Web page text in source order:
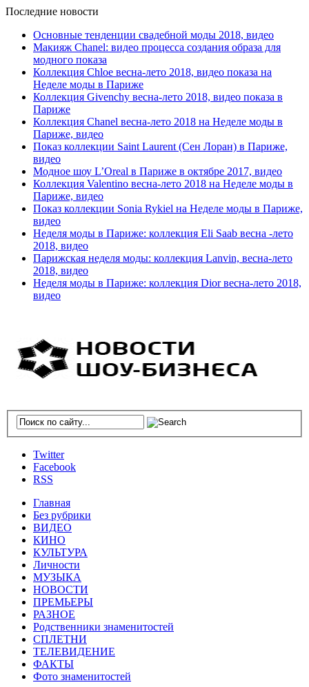
Последние новости
Основные тенденции свадебной моды 2018, видео
Макияж Chanel: видео процесса создания образа для
модного показа
Коллекция Chloe весна-лето 2018, видео показа на
Неделе моды в Париже
Коллекция Givenchy весна-лето 2018, видео показа в
Париже
Коллекция Chanel весна-лето 2018 на Неделе моды в
Париже, видео
Показ коллекции Saint Laurent (Сен Лоран) в Париже,
видео
Модное шоу L’Oreal в Париже в октябре 2017, видео
Коллекция Valentino весна-лето 2018 на Неделе моды в
Париже, видео
Показ коллекции Sonia Rykiel на Неделе моды в Париже,
видео
Неделя моды в Париже: коллекция Eli Saab весна -лето
2018, видео
Парижская неделя моды: коллекция Lanvin, весна-лето
2018, видео
Неделя моды в Париже: коллекция Dior весна-лето 2018,
видео
Twitter
Facebook
RSS
Главная
Без рубрики
ВИДЕО
КИНО
КУЛЬТУРА
Личности
МУЗЫКА
НОВОСТИ
ПРЕМЬЕРЫ
РАЗНОЕ
Родственники знаменитостей
СПЛЕТНИ
ТЕЛЕВИДЕНИЕ
ФАКТЫ
Фото знаменитостей